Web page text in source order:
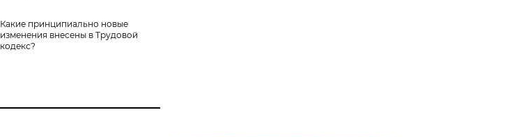
Какие принципиально новые
изменения внесены в Трудовой
кодекс?